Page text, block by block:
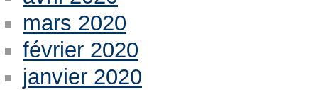
mars 2020
février 2020
janvier 2020